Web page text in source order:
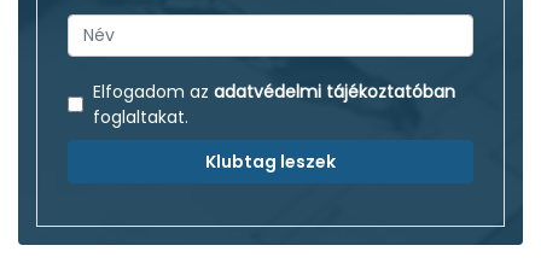
Elfogadom az adatvédelmi tájékoztatóban
foglaltakat.
Klubtag leszek